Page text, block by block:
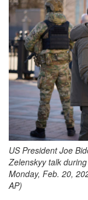
US President Joe
Zelenskyy talk
Monday, Feb. 20,
AP)